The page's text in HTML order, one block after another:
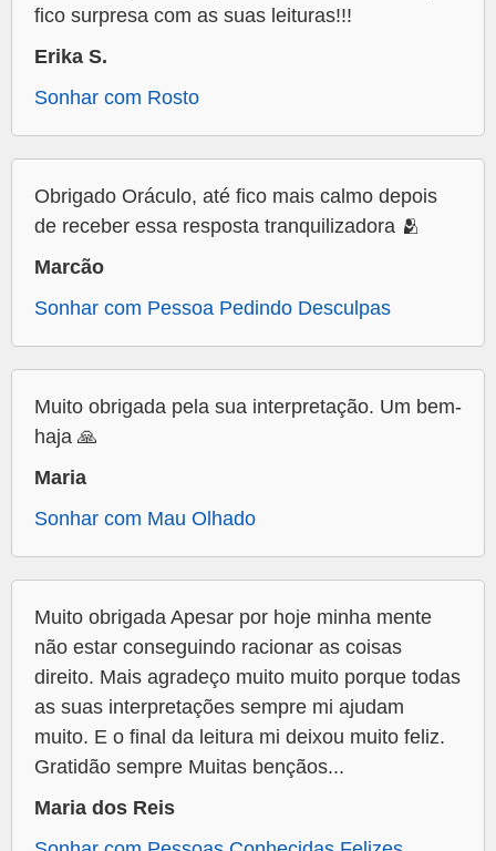
fico surpresa com as suas leituras!!!
Erika S.
Sonhar com Rosto
Obrigado Oráculo, até fico mais calmo depois
de receber essa resposta tranquilizadora 🫂
Marcão
Sonhar com Pessoa Pedindo Desculpas
Muito obrigada pela sua interpretação. Um bem-
haja 🙏
Maria
Sonhar com Mau Olhado
Muito obrigada Apesar por hoje minha mente
não estar conseguindo racionar as coisas
direito. Mais agradeço muito muito porque todas
as suas interpretações sempre mi ajudam
muito. E o final da leitura mi deixou muito feliz.
Gratidão sempre Muitas bençãos...
Maria dos Reis